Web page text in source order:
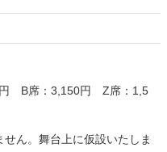
B席：3,150円 Z席：1,5
ん。舞台上に仮設いたしま